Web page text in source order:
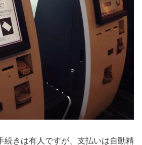
続きは有人ですが、支払いは自動精